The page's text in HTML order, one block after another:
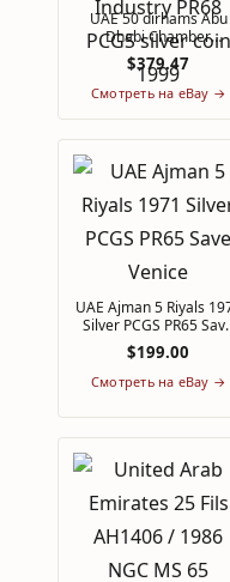
UAE 50 dirhams Abu
Dhabi Chamber
Commerce Industry
PCGS silver coin 1999
$379.47
Смотреть на eBay →
UAE Ajman 5 Riyals 1971
Silver PCGS PR65
Venice
$199.00
Смотреть на eBay →